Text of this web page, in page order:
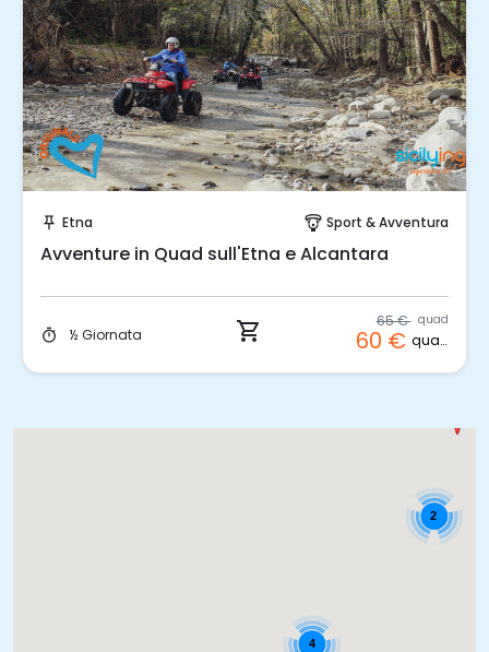
push_pin Etna paragliding Sport & Avventura
Avventure in Quad sull'Etna e Alcantara
timer ½ Giornata shopping_cart 65 € quad
60 € quad
4
2